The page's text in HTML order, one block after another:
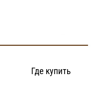
Где купить